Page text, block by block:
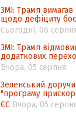
підрахунку
Інформаційна
ЗМІ: Трамп вимагав
щодо дефіциту
Сьогодні, 06
ЗМІ: Трамп
додаткових
Вчора, 05 серпня
Зеленський
"програму
ЄС Вчора, 05